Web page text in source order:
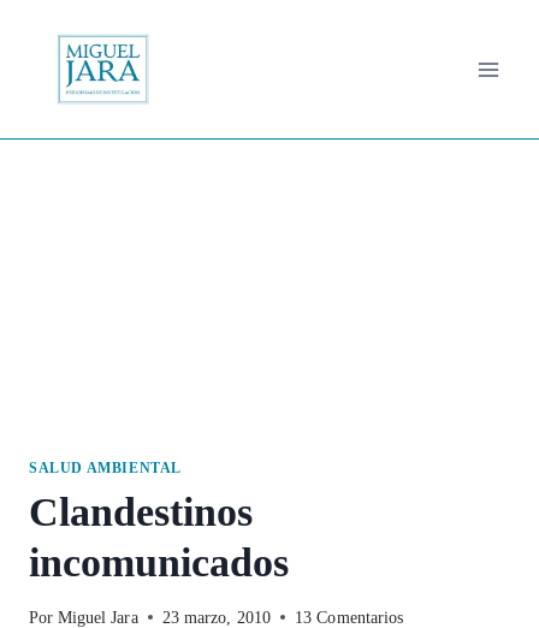
contenido
SALUD AMBIENTAL
Clandestinos
incomunicados
Por Miguel Jara 23 marzo, 2010 13 Comentarios